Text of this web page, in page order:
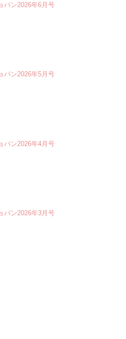
パン2026年6月号
パン2026年5月号
パン2026年4月号
パン2026年3月号